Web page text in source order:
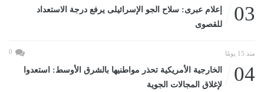
03
إعلام عبرى: سلاح الجو الإسرائيلى يرفع درجة الاستعداد
للقصوى
منذ 15 يومًا 0
04
الخارجية الأمريكية تحذر مواطنيها بالشرق الأوسط: استعدوا
لإغلاق المجالات الجوية